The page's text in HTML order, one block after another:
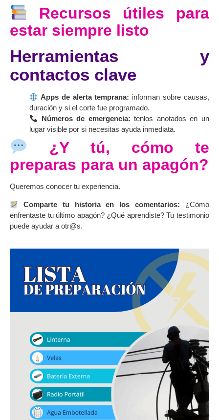
Recursos útiles para
estar siempre listo
Herramientas y
contactos clave
Apps de alerta temprana: informan sobre causas,
duración y si el corte fue programado.
Números de emergencia: tenlos anotados en un
lugar visible por si necesitas ayuda inmediata.
¿Y tú, cómo te
preparas para un apagón?
Queremos conocer tu experiencia.
Comparte tu historia en los comentarios: ¿Cómo
enfrentaste tu último apagón? ¿Qué aprendiste? Tu testimonio
puede ayudar a otr@s.